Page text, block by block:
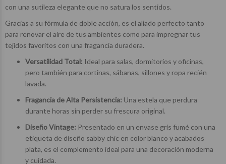
con una sutileza elegante que no satura los sentidos.
Gracias a su fórmula de doble acción, es el aliado perfecto tanto
para renovar el aire de tus ambientes como para impregnar tus
tejidos favoritos con una fragancia duradera.
Versatilidad Total: Ideal para salas, dormitorios y oficinas,
pero también para cortinas, sábanas, sillones y ropa recién
lavada.
Fragancia de Alta Persistencia: Una estela que perdura
durante horas sin perder su frescura original.
Diseño Vintage: Presentado en un envase gris fumé con una
etiqueta de diseño sabby chic en color blanco y acabados
plata, es el complemento ideal para una decoración moderna
y cuidada.
$18.85000